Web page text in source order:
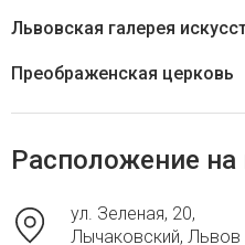
Львовская галерея
Преображенская церковь
Расположение на
ул. Зеленая, 20,
Лычаковский, Львов